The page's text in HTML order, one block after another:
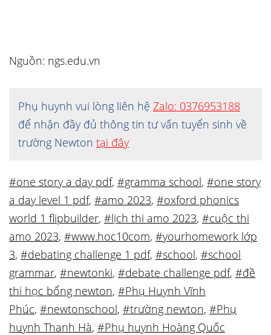
Nguồn: ngs.edu.vn
Phụ huynh vui lòng liên hệ Zalo: 0376953188
để nhận đầy đủ thông tin tư vấn tuyển sinh về
trường Newton tại đây
#one story a day pdf, #gramma school, #one story
a day level 1 pdf, #amo 2023, #oxford phonics
world 1 flipbuilder, #lịch thi amo 2023, #cuộc thi
amo 2023, #www.hoc10com, #yourhomework lớp
3, #debating challenge 1 pdf, #school, #school
grammar, #newtonki, #debate challenge pdf, #đề
thi học bổng newton, #Phụ Huynh Vĩnh
Phúc, #newtonschool, #trường newton, #Phụ
huynh Thanh Hà, #Phụ huynh Hoàng Quốc